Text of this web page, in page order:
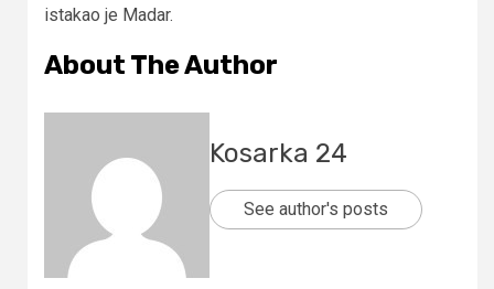
istakao je Madar.
About The Author
Kosarka 24
See author's posts